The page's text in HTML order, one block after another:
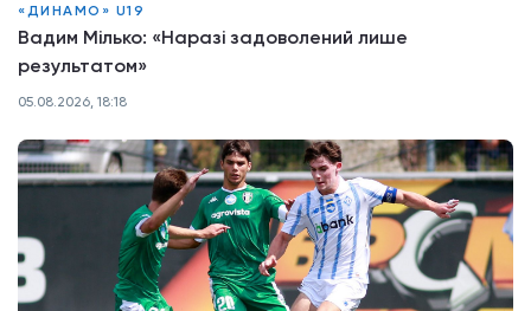
«ДИНАМО» U19
Вадим Мілько: «Наразі задоволений лише
результатом»
05.08.2026, 18:18